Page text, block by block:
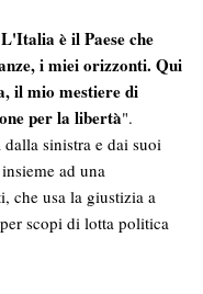
L'Italia è il Paese che
i miei orizzonti. Qui
il mio mestiere di
per la libertà".
sinistra e dai suoi
ad una
che usa la giustizia a
scopi di lotta politica